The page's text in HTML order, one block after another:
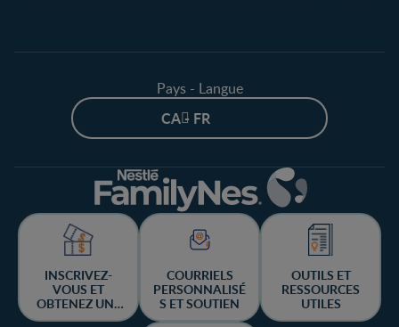
Pays - Langue
CA - FR
INSCRIVEZ-
VOUS ET
OBTENEZ UNE
CHANCE DE
COURRIELS
PERSONNALISÉ
S ET SOUTIEN
OUTILS ET
RESSOURCES
UTILES